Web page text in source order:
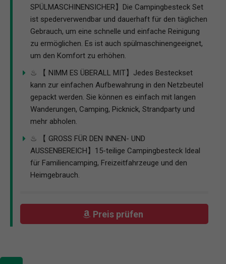
SPÜLMASCHINENSICHER】Die Campingbesteck Set
ist spederverwendbar und dauerhaft für den täglichen
Gebrauch, um eine schnelle und einfache Reinigung
zu ermöglichen. Es ist auch spülmaschinengeeignet,
um den Komfort zu erhöhen.
♨ 【 NIMM ES ÜBERALL MIT】Jedes Besteckset
kann zur einfachen Aufbewahrung in den Netzbeutel
gepackt werden. Sie können es einfach mit langen
Wanderungen, Camping, Picknick, Strandparty und
mehr abholen.
♨ 【 GROSS FÜR DEN INNEN- UND
AUSSENBEREICH】15-teilige Campingbesteck Ideal
für Familiencamping, Freizeitfahrzeuge und den
Heimgebrauch.
Preis prüfen